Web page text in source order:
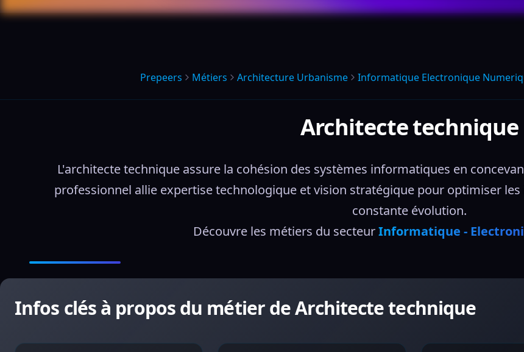
Prepeers Métiers Architecture Urbanisme Informatique Electronique
Architecte technique
L'architecte technique assure la cohésion des systèmes informatiques en
professionnel allie expertise technologique et vision stratégique pour optimiser
constante évolution.
Découvre les métiers du secteur Informatique -
Infos clés à propos du métier de Architecte technique